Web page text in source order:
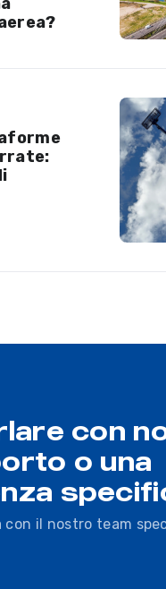
con
o una
con il nostro team